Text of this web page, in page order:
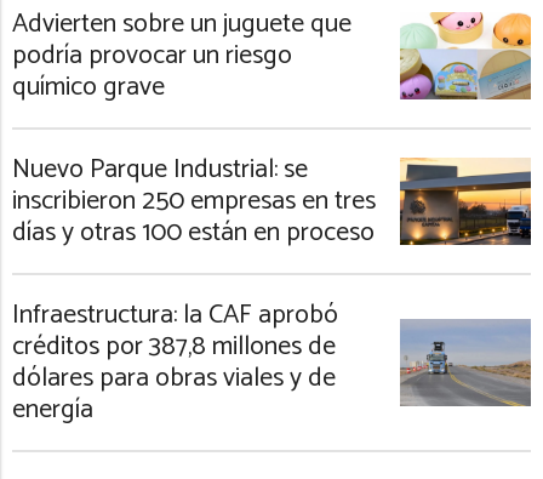
Advierten sobre un juguete que
podría provocar un riesgo
químico grave
Nuevo Parque Industrial: se
inscribieron 250 empresas en tres
días y otras 100 están en proceso
Infraestructura: la CAF aprobó
créditos por 387,8 millones de
dólares para obras viales y de
energía